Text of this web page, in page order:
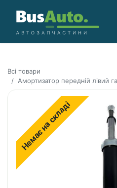
Всі товари
Амортизатор передній лівий
Немає на складі